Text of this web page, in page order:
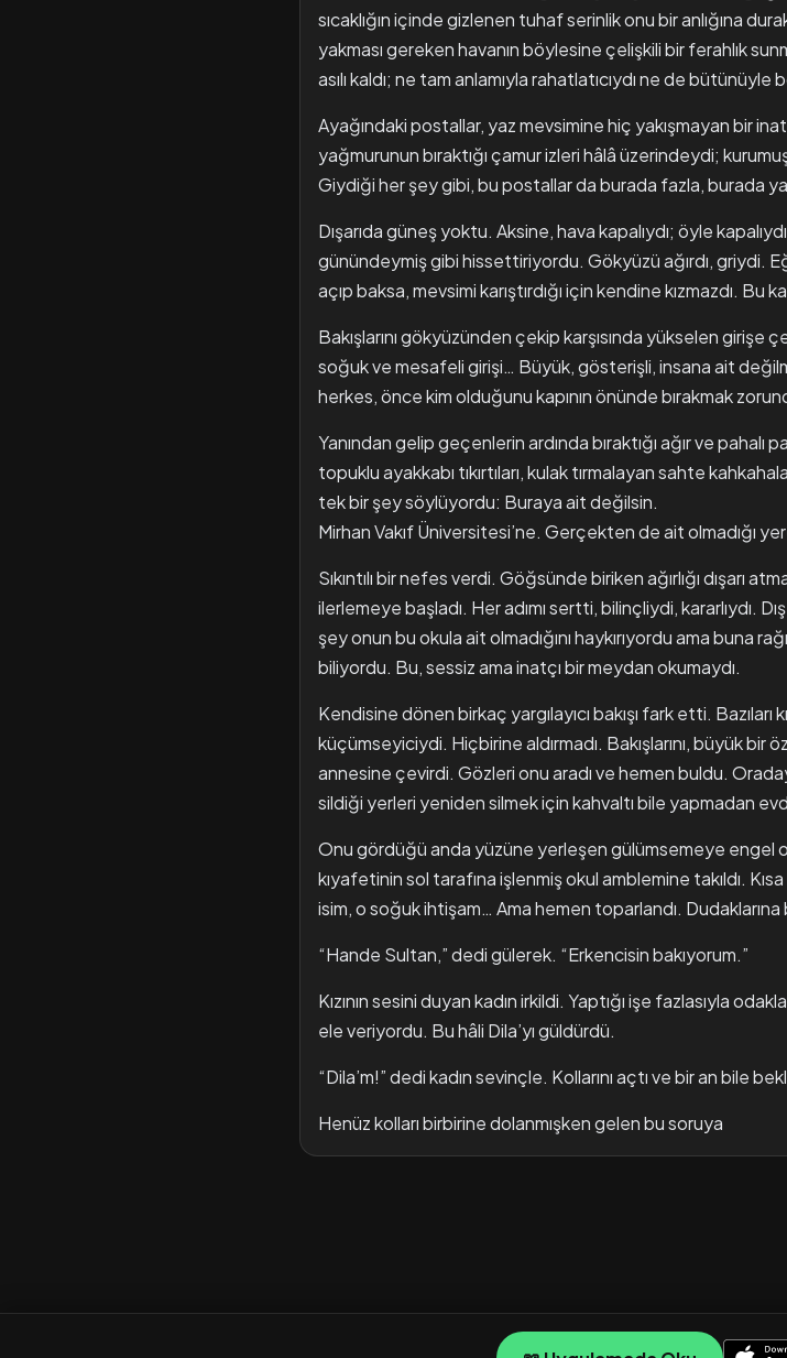
sıcaklığın içinde gizlenen tuhaf serinlik onu bir anlığına
yakması gereken havanın böylesine çelişkili bir ferahlık
asılı kaldı; ne tam anlamıyla rahatlatıcıydı ne de
Ayağındaki postallar, yaz mevsimine hiç yakışmayan bir
yağmurunun bıraktığı çamur izleri hâlâ üzerindeydi;
Giydiği her şey gibi, bu postallar da burada fazla, burada
Dışarıda güneş yoktu. Aksine, hava kapalıydı; öyle
günündeymiş gibi hissettiriyordu. Gökyüzü ağırdı, griydi.
açıp baksa, mevsimi karıştırdığı için kendine kızmazdı. Bu
Bakışlarını gökyüzünden çekip karşısında yükselen girişe
soğuk ve mesafeli girişi… Büyük, gösterişli, insana ait
herkes, önce kim olduğunu kapının önünde bırakmak
Yanından gelip geçenlerin ardında bıraktığı ağır ve pahalı
topuklu ayakkabı tıkırtıları, kulak tırmalayan sahte
tek bir şey söylüyordu: Buraya ait değilsin.
Mirhan Vakıf Üniversitesi’ne. Gerçekten de ait olmadığı
Sıkıntılı bir nefes verdi. Göğsünde biriken ağırlığı dışarı
ilerlemeye başladı. Her adımı sertti, bilinçliydi, kararlıydı.
şey onun bu okula ait olmadığını haykırıyordu ama buna
biliyordu. Bu, sessiz ama inatçı bir meydan okumaydı.
Kendisine dönen birkaç yargılayıcı bakışı fark etti. Bazıları
küçümseyiciydi. Hiçbirine aldırmadı. Bakışlarını, büyük bir
annesine çevirdi. Gözleri onu aradı ve hemen buldu.
sildiği yerleri yeniden silmek için kahvaltı bile yapmadan
Onu gördüğü anda yüzüne yerleşen gülümsemeye engel
kıyafetinin sol tarafına işlenmiş okul amblemine takıldı.
isim, o soğuk ihtişam… Ama hemen toparlandı. Dudaklarına
“Hande Sultan,” dedi gülerek. “Erkencisin bakıyorum.”
Kızının sesini duyan kadın irkildi. Yaptığı işe fazlasıyla
ele veriyordu. Bu hâli Dila’yı güldürdü.
“Dila’m!” dedi kadın sevinçle. Kollarını açtı ve bir an bile
Henüz kolları birbirine dolanmışken gelen bu soruya